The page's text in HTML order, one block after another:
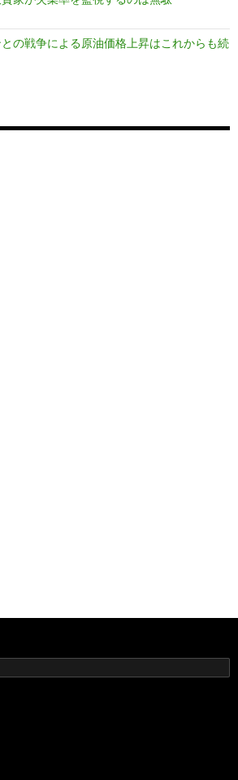
の戦争による原油価格上昇はこれからも続